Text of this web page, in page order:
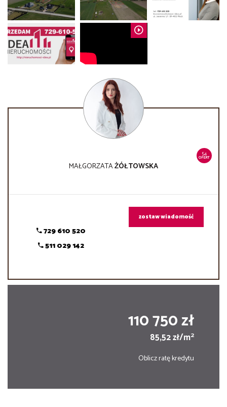
54
OFERT
MAŁGORZATAŻÓŁTOWSKA
729 610 520
511 029 142
zostaw wiadomość
110 750 zł
85,52 zł/m2
Oblicz ratę kredytu